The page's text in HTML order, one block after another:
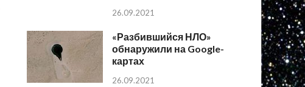
26.09.2021
«Разбившийся НЛО»
обнаружили на Google-
картах
26.09.2021